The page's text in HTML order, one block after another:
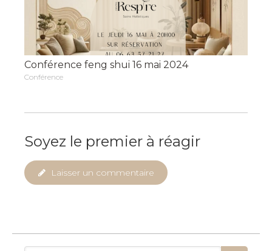
Conférence feng shui 16 mai 2024
Conférence
Soyez le premier à réagir
Laisser un commentaire